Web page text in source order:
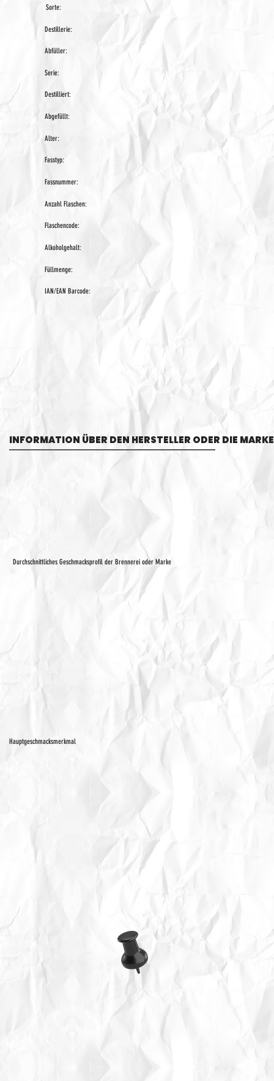
Durchschnittliches Geschmacksprofil der Brennerei oder Marke
Hauptgeschmacksmerkmal
Sorte:
Destillerie:
Abfüller:
Serie:
Destilliert:
Abgefüllt:
Alter:
Fasstyp:
Fassnummer:
Anzahl Flaschen:
Flaschencode:
Alkoholgehalt:
Füllmenge:
IAN/EAN Barcode:
INFORMATION ÜBER DEN HERSTELLER ODER DIE MARKE